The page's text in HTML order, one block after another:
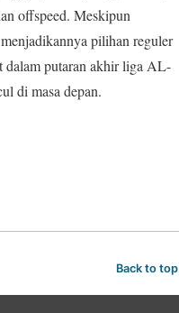
offspeed. Meskipun
pilihan reguler
dalam putaran akhir liga AL-
di masa depan.
Back to top